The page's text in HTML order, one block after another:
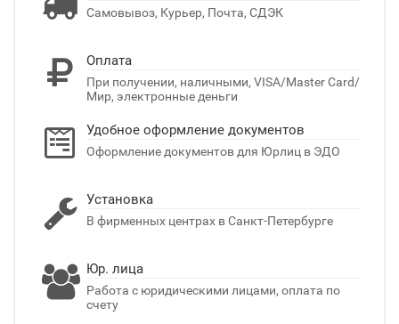
Самовывоз, Курьер, Почта, СДЭК
Оплата
При получении, наличными, VISA/Master Card/
Мир, электронные деньги
Удобное оформление документов
Оформление документов для Юрлиц в ЭДО
Установка
В фирменных центрах в Санкт-Петербурге
Юр. лица
Работа с юридическими лицами, оплата по
счету